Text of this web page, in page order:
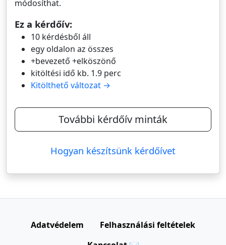
módosíthat.
Ez a kérdőív:
10 kérdésből áll
egy oldalon az összes
+bevezető +elköszönő
kitöltési idő kb. 1.9 perc
Kitölthető változat →
További kérdőív minták
Hogyan készítsünk kérdőívet
Adatvédelem
Felhasználási feltételek